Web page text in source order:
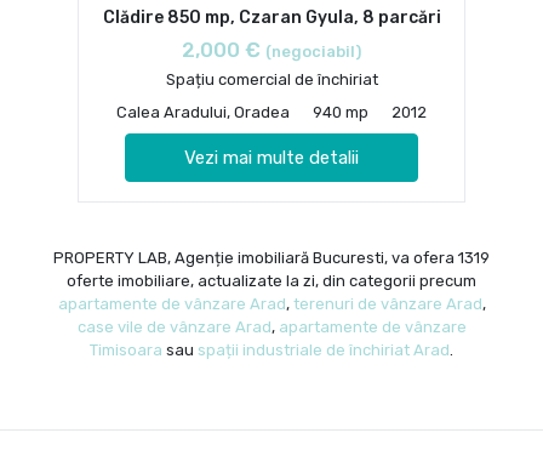
Clădire 850 mp, Czaran Gyula, 8 parcări
2,000 € (negociabil)
Spațiu comercial de închiriat
Calea Aradului, Oradea
940 mp 2012
Vezi mai multe detalii
PROPERTY LAB, Agenție imobiliară Bucuresti, va ofera 1319
oferte imobiliare, actualizate la zi, din categorii precum
apartamente de vânzare Arad, terenuri de vânzare Arad,
case vile de vânzare Arad, apartamente de vânzare
Timisoara sau spații industriale de închiriat Arad